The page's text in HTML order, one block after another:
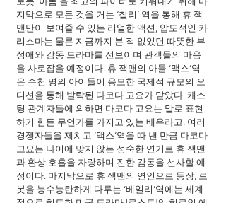
지막으로 모든 것을 거는 ‘찰리’ 역을 통해 휴 잭
맨만이 보여줄 수 있는 리얼한 액션, 압도적인 카
리스마는 물론 지금까지 본 적 없었던 따뜻한 부
성애와 감동 드라마를 선보이며 관객들의 마음
을 사로잡을 예정이다. 휴 잭맨의 아들 ‘맥스’역
은 수천 명의 아이들이 응모한 국제적 규모의 오
디션을 통해 발탁된 다코다 고요가 맡았다. 캐스
팅 관계자들에 의하면 다코다 고요는 말로 표현
하기 힘든 무언가를 가지고 있는 배우라고. 여러
경쟁자들을 제치고 ‘맥스’역을 따 낸 만큼 다코다
고요는 나이에 맞지 않는 성숙한 연기로 휴 잭맨
과 환상 호흡을 자랑하며 진한 감동을 선사할 예
정이다. 마지막으로 휴 잭맨의 연인으로 등장, 로
봇을 능수능란하게 다루는 ‘베일리’역에는 세계